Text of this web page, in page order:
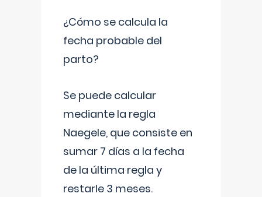
¿Cómo se calcula la
fecha probable del
parto?
Se puede calcular
mediante la regla
Naegele, que consiste en
sumar 7 días a la fecha
de la última regla y
restarle 3 meses.